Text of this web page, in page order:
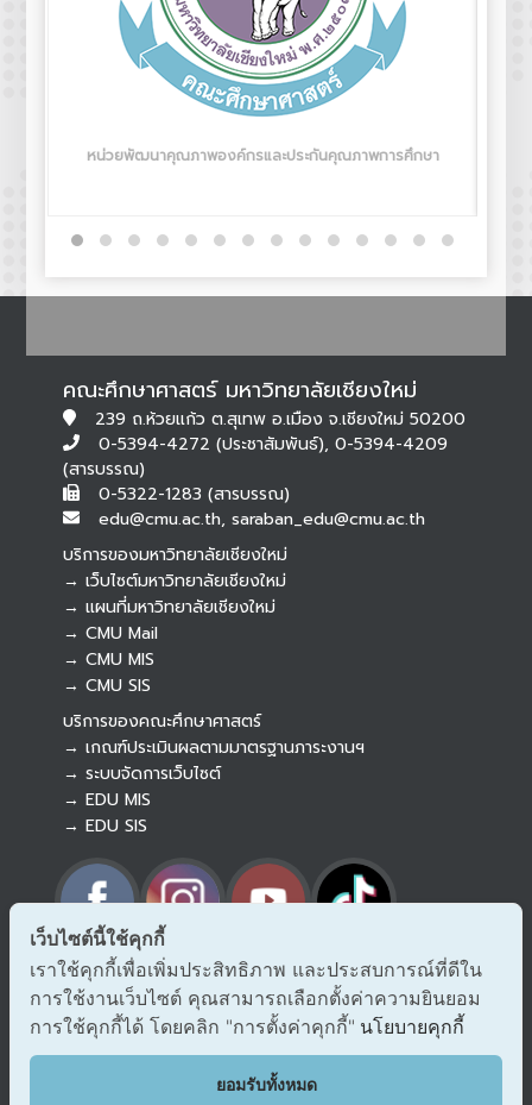
หน่วยพัฒนาคุณภาพองค์กรและประกันคุณภาพการศึกษา
คณะศึกษาศาสตร์ มหาวิทยาลัยเชียงใหม่
239 ถ.ห้วยแก้ว ต.สุเทพ อ.เมือง จ.เชียงใหม่ 50200
0-5394-4272 (ประชาสัมพันธ์), 0-5394-4209
(สารบรรณ)
0-5322-1283 (สารบรรณ)
edu@cmu.ac.th, saraban_edu@cmu.ac.th
บริการของมหาวิทยาลัยเชียงใหม่
→ เว็บไซต์มหาวิทยาลัยเชียงใหม่
→ แผนที่มหาวิทยาลัยเชียงใหม่
→ CMU Mail
→ CMU MIS
→ CMU SIS
บริการของคณะศึกษาศาสตร์
→ เกณฑ์ประเมินผลตามมาตรฐานภาระงานฯ
→ ระบบจัดการเว็บไซต์
→ EDU MIS
→ EDU SIS
→ ร้องเรียนทุจริตและประพฤติมิชอบ
→ แจ้งเรื่องร้องออนไลน์ สำนักงาน ป.ป.ช.
→ รับเรื่องร้องเรียน/แจ้งเบาะแส สำนักงาน ป.ป.ท.
EDU VOC
แสดงความคิดเห็น/ข้อเสนอแนะ
Botnoi Assistant
Connecting…
เว็บไซต์นี้ใช้คุกกี้
เราใช้คุกกี้เพื่อเพิ่มประสิทธิภาพ และประสบการณ์ที่ดีใน
การใช้งานเว็บไซต์ คุณสามารถเลือกตั้งค่าความยินยอม
การใช้คุกกี้ได้ โดยคลิก "การตั้งค่าคุกกี้" นโยบายคุกกี้
ยอมรับทั้งหมด